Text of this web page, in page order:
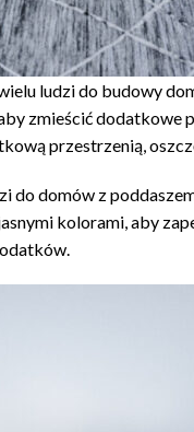
ludzi do budowy
zmieścić dodatkowe
przestrzenią,
do domów z
kolorami, aby